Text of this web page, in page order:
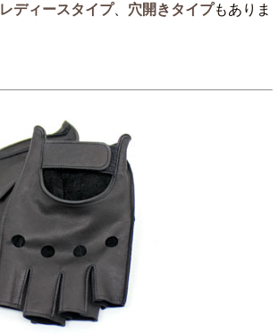
レディースタイプ、 穴開きタイプもありま